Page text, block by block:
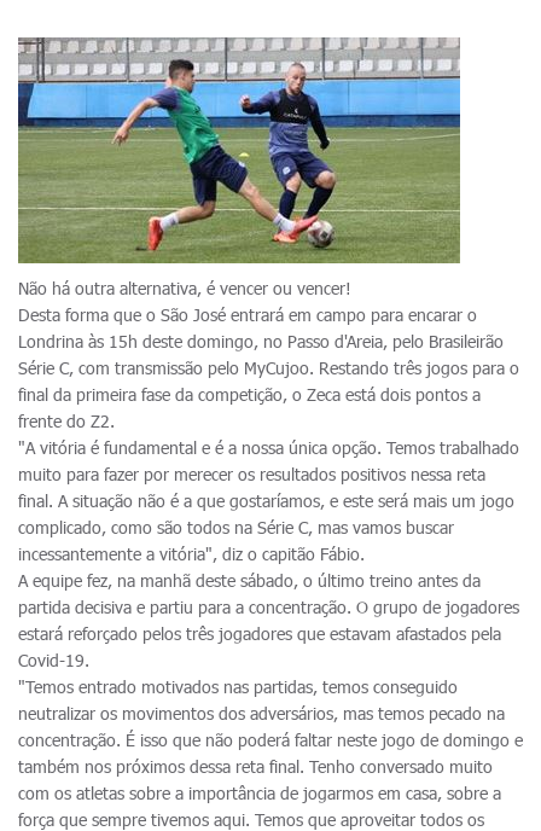
Não há outra alternativa, é vencer ou vencer!
Desta forma que o São José entrará em campo para encarar o
Londrina às 15h deste domingo, no Passo d'Areia, pelo Brasileirão
Série C, com transmissão pelo MyCujoo. Restando três jogos para o
final da primeira fase da competição, o Zeca está dois pontos a
frente do Z2.
"A vitória é fundamental e é a nossa única opção. Temos trabalhado
muito para fazer por merecer os resultados positivos nessa reta
final. A situação não é a que gostaríamos, e este será mais um jogo
complicado, como são todos na Série C, mas vamos buscar
incessantemente a vitória", diz o capitão Fábio.
A equipe fez, na manhã deste sábado, o último treino antes da
partida decisiva e partiu para a concentração. O grupo de jogadores
estará reforçado pelos três jogadores que estavam afastados pela
Covid-19.
"Temos entrado motivados nas partidas, temos conseguido
neutralizar os movimentos dos adversários, mas temos pecado na
concentração. É isso que não poderá faltar neste jogo de domingo e
também nos próximos dessa reta final. Tenho conversado muito
com os atletas sobre a importância de jogarmos em casa, sobre a
força que sempre tivemos aqui. Temos que aproveitar todos os